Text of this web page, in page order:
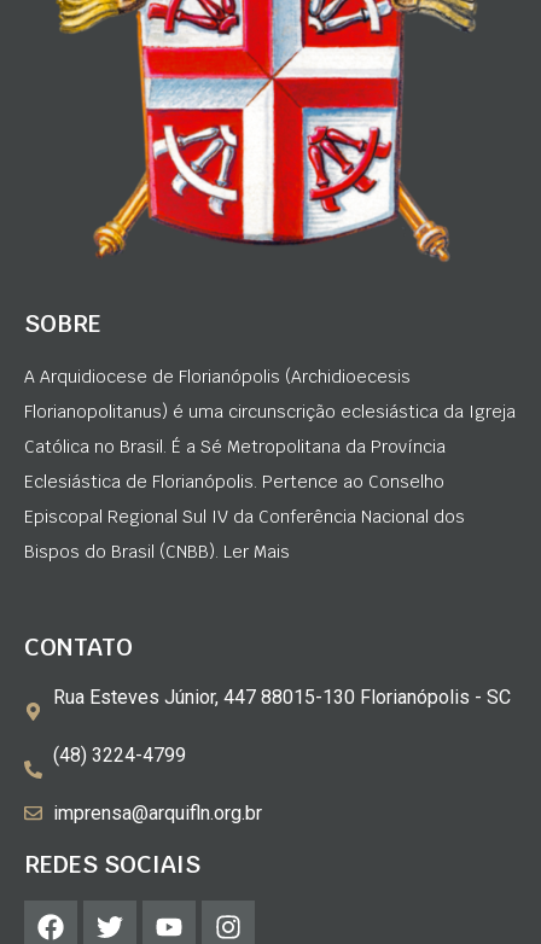
SOBRE
A Arquidiocese de Florianópolis (Archidioecesis
Florianopolitanus) é uma circunscrição eclesiástica da Igreja
Católica no Brasil. É a Sé Metropolitana da Província
Eclesiástica de Florianópolis. Pertence ao Conselho
Episcopal Regional Sul IV da Conferência Nacional dos
Bispos do Brasil (CNBB). Ler Mais
CONTATO
Rua Esteves Júnior, 447 88015-130 Florianópolis - SC
(48) 3224-4799
imprensa@arquifln.org.br
REDES SOCIAIS